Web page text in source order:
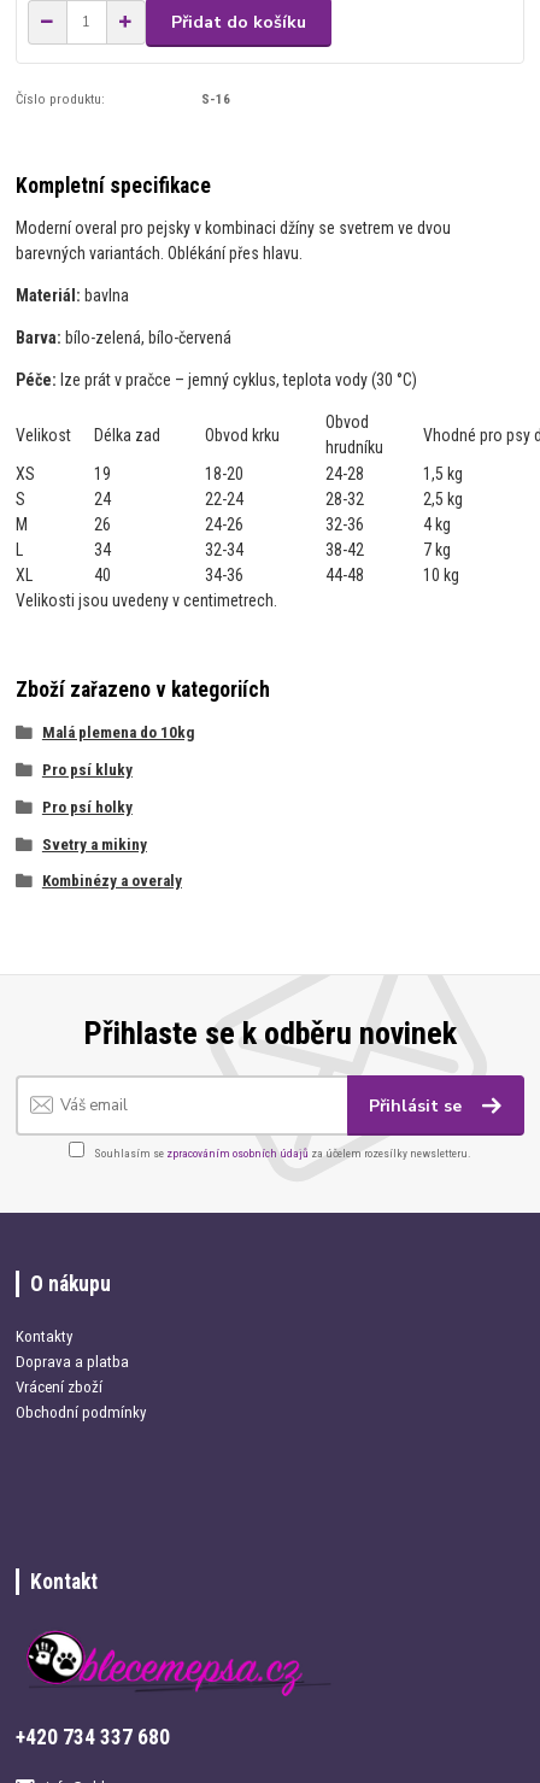
Přidat do košíku
Číslo produktu: S-16
Kompletní specifikace
Moderní overal pro pejsky v kombinaci džíny se svetrem ve dvou
barevných variantách. Oblékání přes hlavu.
Materiál: bavlna
Barva: bílo-zelená, bílo-červená
Péče: lze prát v pračce – jemný cyklus, teplota vody (30 °C)
Velikost Délka zad Obvod krku
Obvod
hrudníku
Vhodné pro psy
XS
19 18-20 24-28
1,5 kg
S
24 22-24 28-32
2,5 kg
M
26 24-26 32-36
4 kg
34 32-34 38-42
7 kg
XL
40 34-36 44-48
10 kg
Velikosti jsou uvedeny v centimetrech.
Zboží zařazeno v kategoriích
Malá plemena do 10kg
Pro psí kluky
Pro psí holky
Svetry a mikiny
Kombinézy a overaly
Přihlaste se k odběru novinek
Přihlásit se
Souhlasím se zpracováním osobních údajů za účelem rozesílky newsletteru.
O nákupu
Kontakty
Doprava a platba
Vrácení zboží
Obchodní podmínky
Kontakt
+420 734 337 680